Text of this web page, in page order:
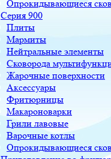
Опрокидывающиеся
Серия 900
Плиты
Мармиты
Нейтральные элементы
Сковорода
Жарочные поверхности
Аксессуары
Фритюрницы
Макароноварки
Грили лавовые
Варочные котлы
Опрокидывающиеся